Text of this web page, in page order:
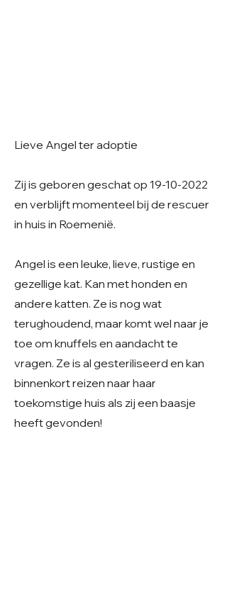
Lieve Angel ter adoptie
Zij is geboren geschat op 19-10-2022
en verblijft momenteel bij de rescuer
in huis in Roemenië.
Angel is een leuke, lieve, rustige en
gezellige kat. Kan met honden en
andere katten. Ze is nog wat
terughoudend, maar komt wel naar je
toe om knuffels en aandacht te
vragen. Ze is al gesteriliseerd en kan
binnenkort reizen naar haar
toekomstige huis als zij een baasje
heeft gevonden!